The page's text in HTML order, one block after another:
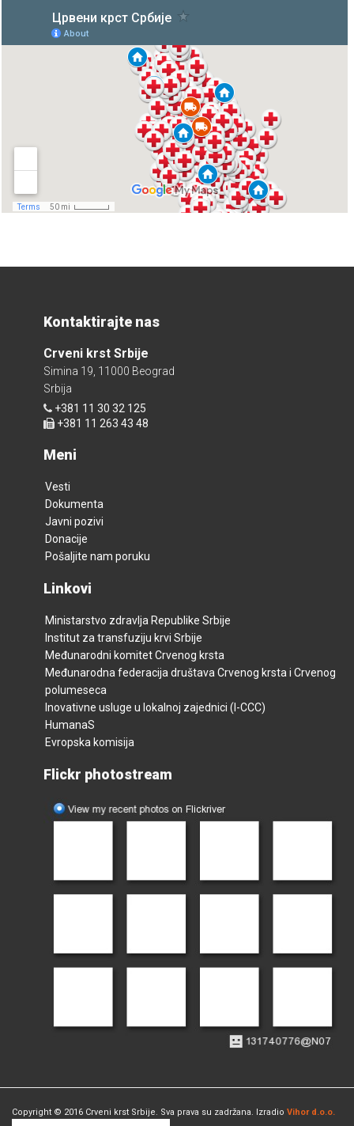
Kontaktirajte nas
Crveni krst Srbije
Simina 19, 11000 Beograd
Srbija
+381 11 30 32 125
+381 11 263 43 48
Meni
Vesti
Dokumenta
Javni pozivi
Donacije
Pošaljite nam poruku
Linkovi
Ministarstvo zdravlja Republike Srbije
Institut za transfuziju krvi Srbije
Međunarodni komitet Crvenog krsta
Međunarodna federacija društava Crvenog krsta i Crvenog
polumeseca
Inovativne usluge u lokalnoj zajednici (I-CCC)
HumanaS
Evropska komisija
Flickr photostream
Copyright © 2016 Crveni krst Srbije. Sva prava su zadržana. Izradio Vihor d.o.o.